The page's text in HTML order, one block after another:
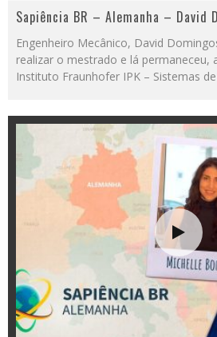
Sapiência BR – Alemanha – David
Engenheiro Mecânico, David
realizar o mestrado e lá permaneceu,
Instituto Fraunhofer IPK – Sistemas